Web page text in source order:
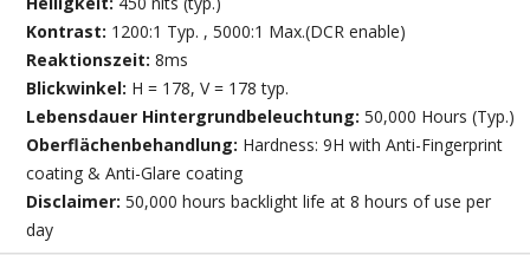
Kontrast: 1200:1 Typ. , 5000:1 Max.(DCR enable)
Reaktionszeit:8ms
Blickwinkel: H = 178, V = 178 typ.
Lebensdauer Hintergrundbeleuchtung:50,000 Hours (Typ.)
Oberflächenbehandlung: Hardness: 9H with Anti-Fingerprint
coating & Anti-Glare coating
Disclaimer:50,000 hours backlight life at 8 hours of use per
day